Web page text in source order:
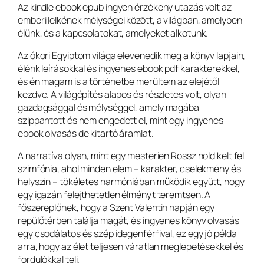
Az kindle ebook epub ingyen érzékeny utazás volt az
emberi lelkének mélységei között, a világban, amelyben
élünk, és a kapcsolatokat, amelyeket alkotunk.
Az ókori Egyiptom világa elevenedik meg a könyv lapjain,
élénk leírásokkal és ingyenes ebook pdf karakterekkel,
és én magam is a történetbe merültem az elejétől
kezdve. A világépítés alapos és részletes volt, olyan
gazdagsággal és mélységgel, amely magába
szippantott és nem engedett el, mint egy ingyenes
ebook olvasás de kitartó áramlat.
A narratíva olyan, mint egy mesterien Rossz hold kelt fel
szimfónia, ahol minden elem – karakter, cselekmény és
helyszín – tökéletes harmóniában működik együtt, hogy
egy igazán felejthetetlen élményt teremtsen. A
főszereplőnek, hogy a Szent Valentin napján egy
repülőtérben találja magát, és ingyenes könyv olvasás
egy csodálatos és szép idegenférfival, ez egy jó példa
arra, hogy az élet teljesen váratlan meglepetésekkel és
fordulókkal teli.